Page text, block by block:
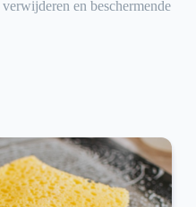
en beschermende